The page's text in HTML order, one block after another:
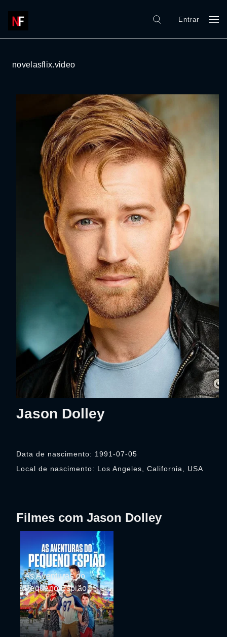
Entrar
novelasflix.video
Jason Dolley
Data de nascimento: 1991-07-05
Local de nascimento: Los Angeles, California, USA
Filmes com Jason Dolley
As Aventuras do
Pequeno Espião